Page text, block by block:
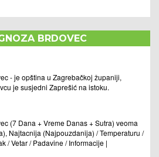
BRDOVEC
- je opština u Zagrebačkoj županiji,
je susjedni Zaprešić na istoku.
(7 Dana + Vreme Danas + Sutra) veoma
Najtacnija (Najpouzdanija) / Temperaturu /
/ Vetar / Padavine / Informacije |